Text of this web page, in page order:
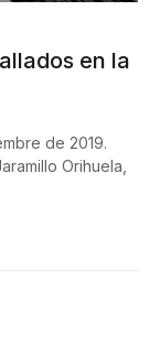
en la
de 2019.
Orihuela,